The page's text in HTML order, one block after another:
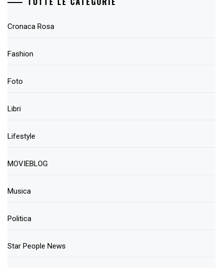
Cronaca Rosa
Fashion
Foto
Libri
Lifestyle
MOVIEBLOG
Musica
Politica
Star People News